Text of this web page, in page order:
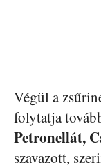
Végül a
folytatja
Petronellát,
szavazott,